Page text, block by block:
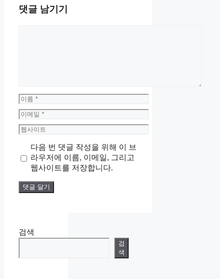
댓글 남기기
이
름
이
메
일
웹
트
다음 번 댓글 작성을 위해 이 브
라우저에 이름, 이메일, 그리고
웹사이트를 저장합니다.
검색
검
색